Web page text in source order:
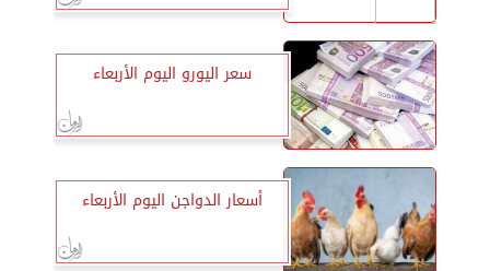
سعر اليورو اليوم الأربعاء
أسعار الدواجن اليوم الأربعاء